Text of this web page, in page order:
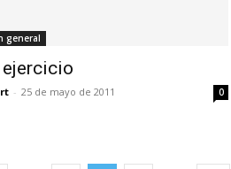
general
ejercicio
- 25 de mayo de 2011 0